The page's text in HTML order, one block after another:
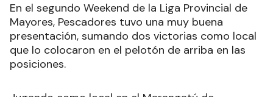
En el segundo Weekend de la Liga Provincial de
Mayores, Pescadores tuvo una muy buena
presentación, sumando dos victorias como local
que lo colocaron en el pelotón de arriba en las
posiciones.